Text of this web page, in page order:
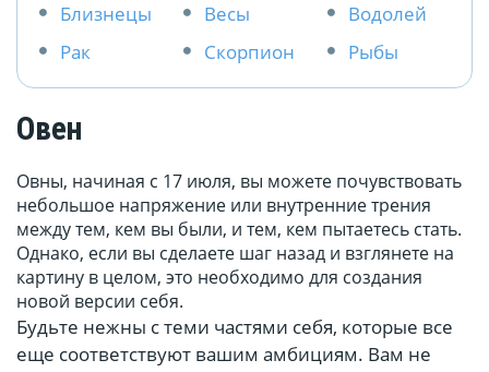
Близнецы
Рак
Весы
Скорпион
Водолей
Рыбы
Овен
Овны, начиная с 17 июля, вы можете почувствовать
небольшое напряжение или внутренние трения
между тем, кем вы были, и тем, кем пытаетесь стать.
Однако, если вы сделаете шаг назад и взглянете на
картину в целом, это необходимо для создания
новой версии себя.
Будьте нежны с теми частями себя, которые все
еще соответствуют вашим амбициям. Вам не